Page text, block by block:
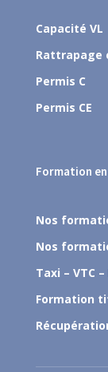
Capacité VL
Rattrapage
Permis C
Permis CE
Formation
Nos
Nos
Taxi – VTC
Formation